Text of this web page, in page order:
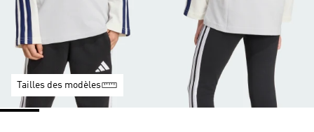
Tailles des modèles